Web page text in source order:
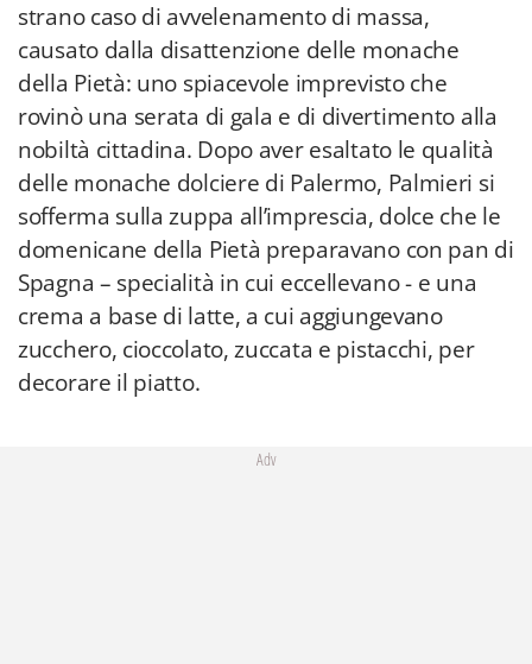
strano caso di avvelenamento di massa,
causato dalla disattenzione delle monache
della Pietà: uno spiacevole imprevisto che
rovinò una serata di gala e di divertimento alla
nobiltà cittadina. Dopo aver esaltato le qualità
delle monache dolciere di Palermo, Palmieri si
sofferma sulla zuppa all’imprescia, dolce che le
domenicane della Pietà preparavano con pan di
Spagna – specialità in cui eccellevano - e una
crema a base di latte, a cui aggiungevano
zucchero, cioccolato, zuccata e pistacchi, per
decorare il piatto.
Adv